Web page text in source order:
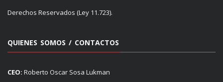
Derechos Reservados (Ley 11.723).
QUIENES SOMOS / CONTACTOS
CEO: Roberto Oscar Sosa Lukman